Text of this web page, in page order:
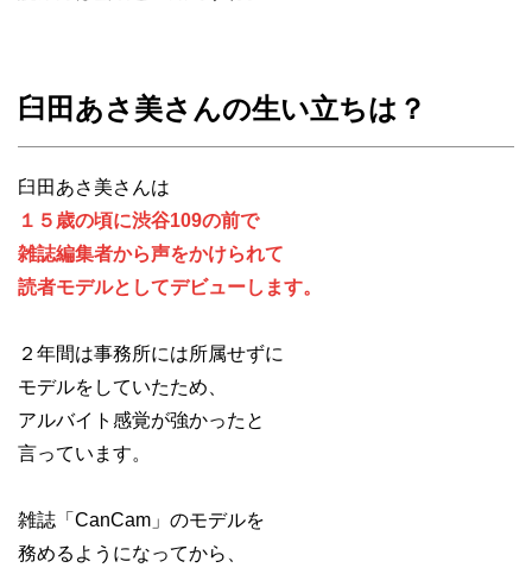
臼田あさ美さんの生い立ちは？
臼田あさ美さんは
１５歳の頃に渋谷109の前で
雑誌編集者から声をかけられて
読者モデルとしてデビューします。
２年間は事務所には所属せずに
モデルをしていたため、
アルバイト感覚が強かったと
言っています。
雑誌「CanCam」のモデルを
務めるようになってから、